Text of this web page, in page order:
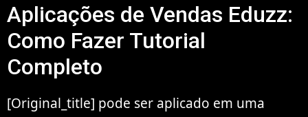
Aplicações de Vendas Eduzz:
Como Fazer Tutorial
Completo
[Original_title] pode ser aplicado em uma